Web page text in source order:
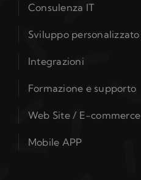
Consulenza IT
Sviluppo personalizzato
Integrazioni
Formazione e supporto
Web Site / E-commerce
Mobile APP